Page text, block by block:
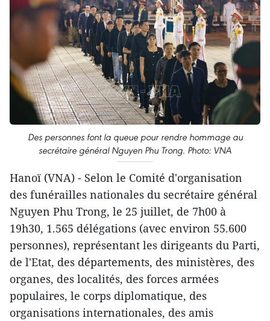
Des personnes font la queue pour rendre hommage au
secrétaire général Nguyen Phu Trong. Photo: VNA
Hanoï (VNA) - Selon le Comité d'organisation
des funérailles nationales du secrétaire général
Nguyen Phu Trong, le 25 juillet, de 7h00 à
19h30, 1.565 délégations (avec environ 55.600
personnes), représentant les dirigeants du Parti,
de l'Etat, des départements, des ministères, des
organes, des localités, des forces armées
populaires, le corps diplomatique, des
organisations internationales, des amis